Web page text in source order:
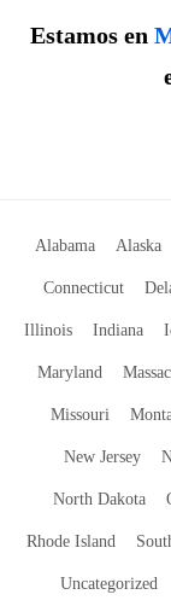
Estamos en
Alabama Alaska
Connecticut
Illinois Indiana
Maryland
Missouri
New Jersey
North Dakota
Rhode Island
Uncategorized